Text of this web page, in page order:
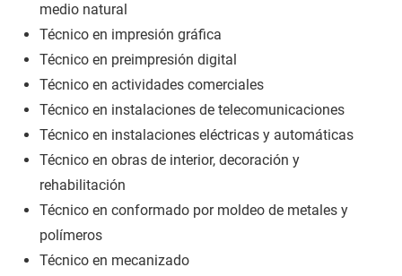
medio natural
Técnico en impresión gráfica
Técnico en preimpresión digital
Técnico en actividades comerciales
Técnico en instalaciones de telecomunicaciones
Técnico en instalaciones eléctricas y automáticas
Técnico en obras de interior, decoración y
rehabilitación
Técnico en conformado por moldeo de metales y
polímeros
Técnico en mecanizado